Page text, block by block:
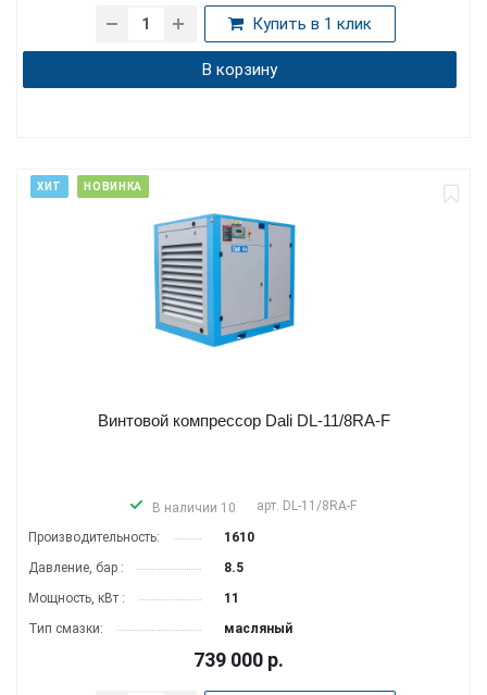
Купить в 1 клик
В корзину
ХИТ НОВИНКА
Винтовой компрессор Dali DL-11/8RA-F
В наличии 10 арт. DL-11/8RA-F
Производитель­ность:
1610
Давление, бар :
8.5
Мощность, кВт :
11
Тип смазки:
масляный
739 000 р.